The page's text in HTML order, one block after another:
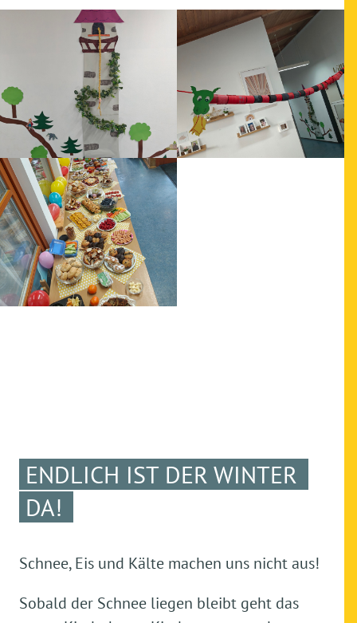
ENDLICH IST DER WINTER
DA!
Schnee, Eis und Kälte machen uns nicht aus!
Sobald der Schnee liegen bleibt geht das